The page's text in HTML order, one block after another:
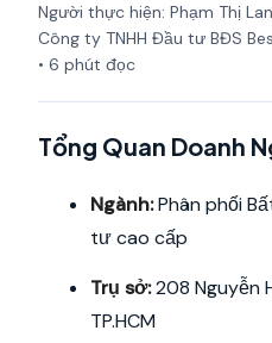
Người thực hiện: Phạm Thị
Công ty TNHH Đầu tư BĐS
• 6 phút đọc
Tổng Quan Doanh
Ngành:Phân phối
tư cao cấp
Trụ sở:208 Nguyễn
TP.HCM